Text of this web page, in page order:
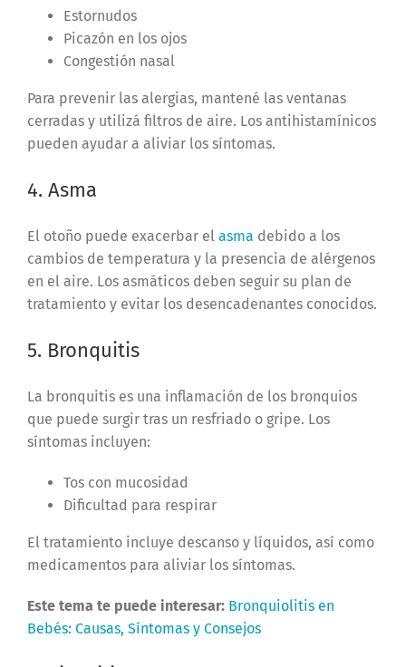
Estornudos
Picazón en los ojos
Congestión nasal
Para prevenir las alergias, mantené las ventanas
cerradas y utilizá filtros de aire. Los antihistamínicos
pueden ayudar a aliviar los síntomas.
4. Asma
El otoño puede exacerbar el asma debido a los
cambios de temperatura y la presencia de alérgenos
en el aire. Los asmáticos deben seguir su plan de
tratamiento y evitar los desencadenantes conocidos.
5. Bronquitis
La bronquitis es una inflamación de los bronquios
que puede surgir tras un resfriado o gripe. Los
síntomas incluyen:
Tos con mucosidad
Dificultad para respirar
El tratamiento incluye descanso y líquidos, así como
medicamentos para aliviar los síntomas.
Este tema te puede interesar: Bronquiolitis en
Bebés: Causas, Síntomas y Consejos